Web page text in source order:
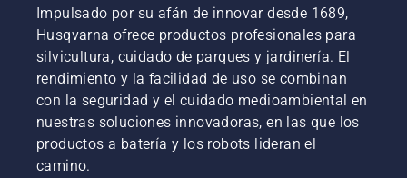
la
motosierra
perfecta
para ti.
Impulsado por su afán de innovar desde 1689,
Husqvarna ofrece productos profesionales para
silvicultura, cuidado de parques y jardinería. El
rendimiento y la facilidad de uso se combinan
con la seguridad y el cuidado medioambiental en
nuestras soluciones innovadoras, en las que los
productos a batería y los robots lideran el
camino.